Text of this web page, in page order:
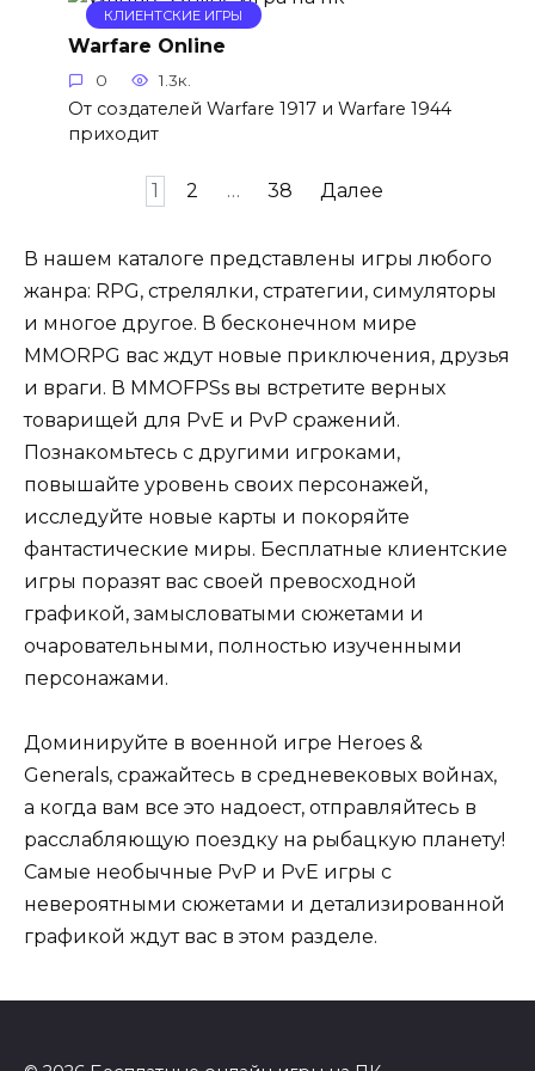
КЛИЕНТСКИЕ ИГРЫ
Warfare Online
0 1.3к.
От создателей Warfare 1917 и Warfare 1944
приходит
записям
1 2 … 38 Далее
В нашем каталоге представлены игры любого
жанра: RPG, стрелялки, стратегии, симуляторы
и многое другое. В бесконечном мире
MMORPG вас ждут новые приключения, друзья
и враги. В MMOFPSs вы встретите верных
товарищей для PvE и PvP сражений.
Познакомьтесь с другими игроками,
повышайте уровень своих персонажей,
исследуйте новые карты и покоряйте
фантастические миры. Бесплатные клиентские
игры поразят вас своей превосходной
графикой, замысловатыми сюжетами и
очаровательными, полностью изученными
персонажами.
Доминируйте в военной игре Heroes &
Generals, сражайтесь в средневековых войнах,
а когда вам все это надоест, отправляйтесь в
расслабляющую поездку на рыбацкую планету!
Самые необычные PvP и PvE игры с
невероятными сюжетами и детализированной
графикой ждут вас в этом разделе.